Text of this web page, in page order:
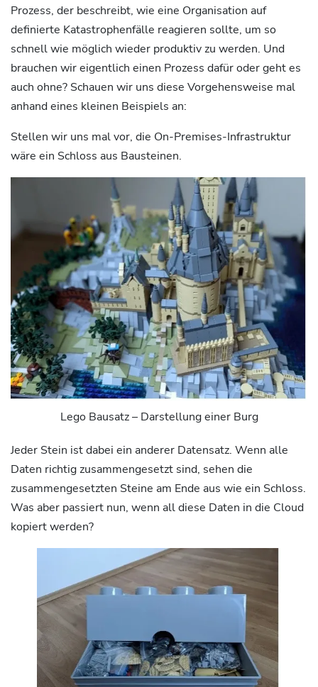
Prozess, der beschreibt, wie eine Organisation auf
definierte Katastrophenfälle reagieren sollte, um so
schnell wie möglich wieder produktiv zu werden. Und
brauchen wir eigentlich einen Prozess dafür oder geht es
auch ohne? Schauen wir uns diese Vorgehensweise mal
anhand eines kleinen Beispiels an:
Stellen wir uns mal vor, die On-Premises-Infrastruktur
wäre ein Schloss aus Bausteinen.
Lego Bausatz – Darstellung einer Burg
Jeder Stein ist dabei ein anderer Datensatz. Wenn alle
Daten richtig zusammengesetzt sind, sehen die
zusammengesetzten Steine am Ende aus wie ein Schloss.
Was aber passiert nun, wenn all diese Daten in die Cloud
kopiert werden?